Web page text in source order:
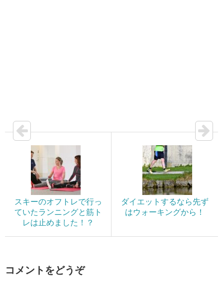
スキーのオフトレで行っ
ていたランニングと筋ト
レは止めました！？
ダイエットするなら先ず
はウォーキングから！
コメントをどうぞ